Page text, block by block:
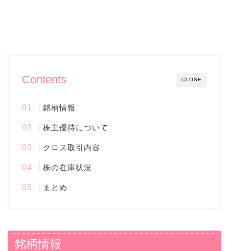
CLOSE
Contents
銘柄情報
株主優待について
クロス取引内容
株の在庫状況
まとめ
銘柄情報